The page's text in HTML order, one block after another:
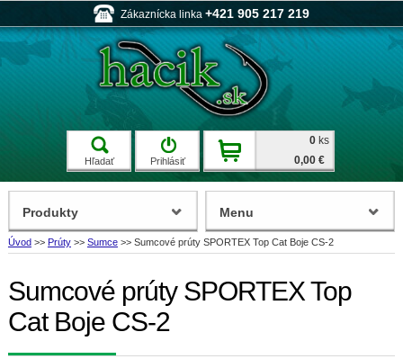
Zákaznícka linka +421 905 217 219
Hľadať Prihlásiť
0 ks
0,00 €
Úvod >> Prúty >> Sumce >> Sumcové prúty SPORTEX Top Cat Boje CS-2
Sumcové prúty SPORTEX Top
Cat Boje CS-2
Produkty Menu